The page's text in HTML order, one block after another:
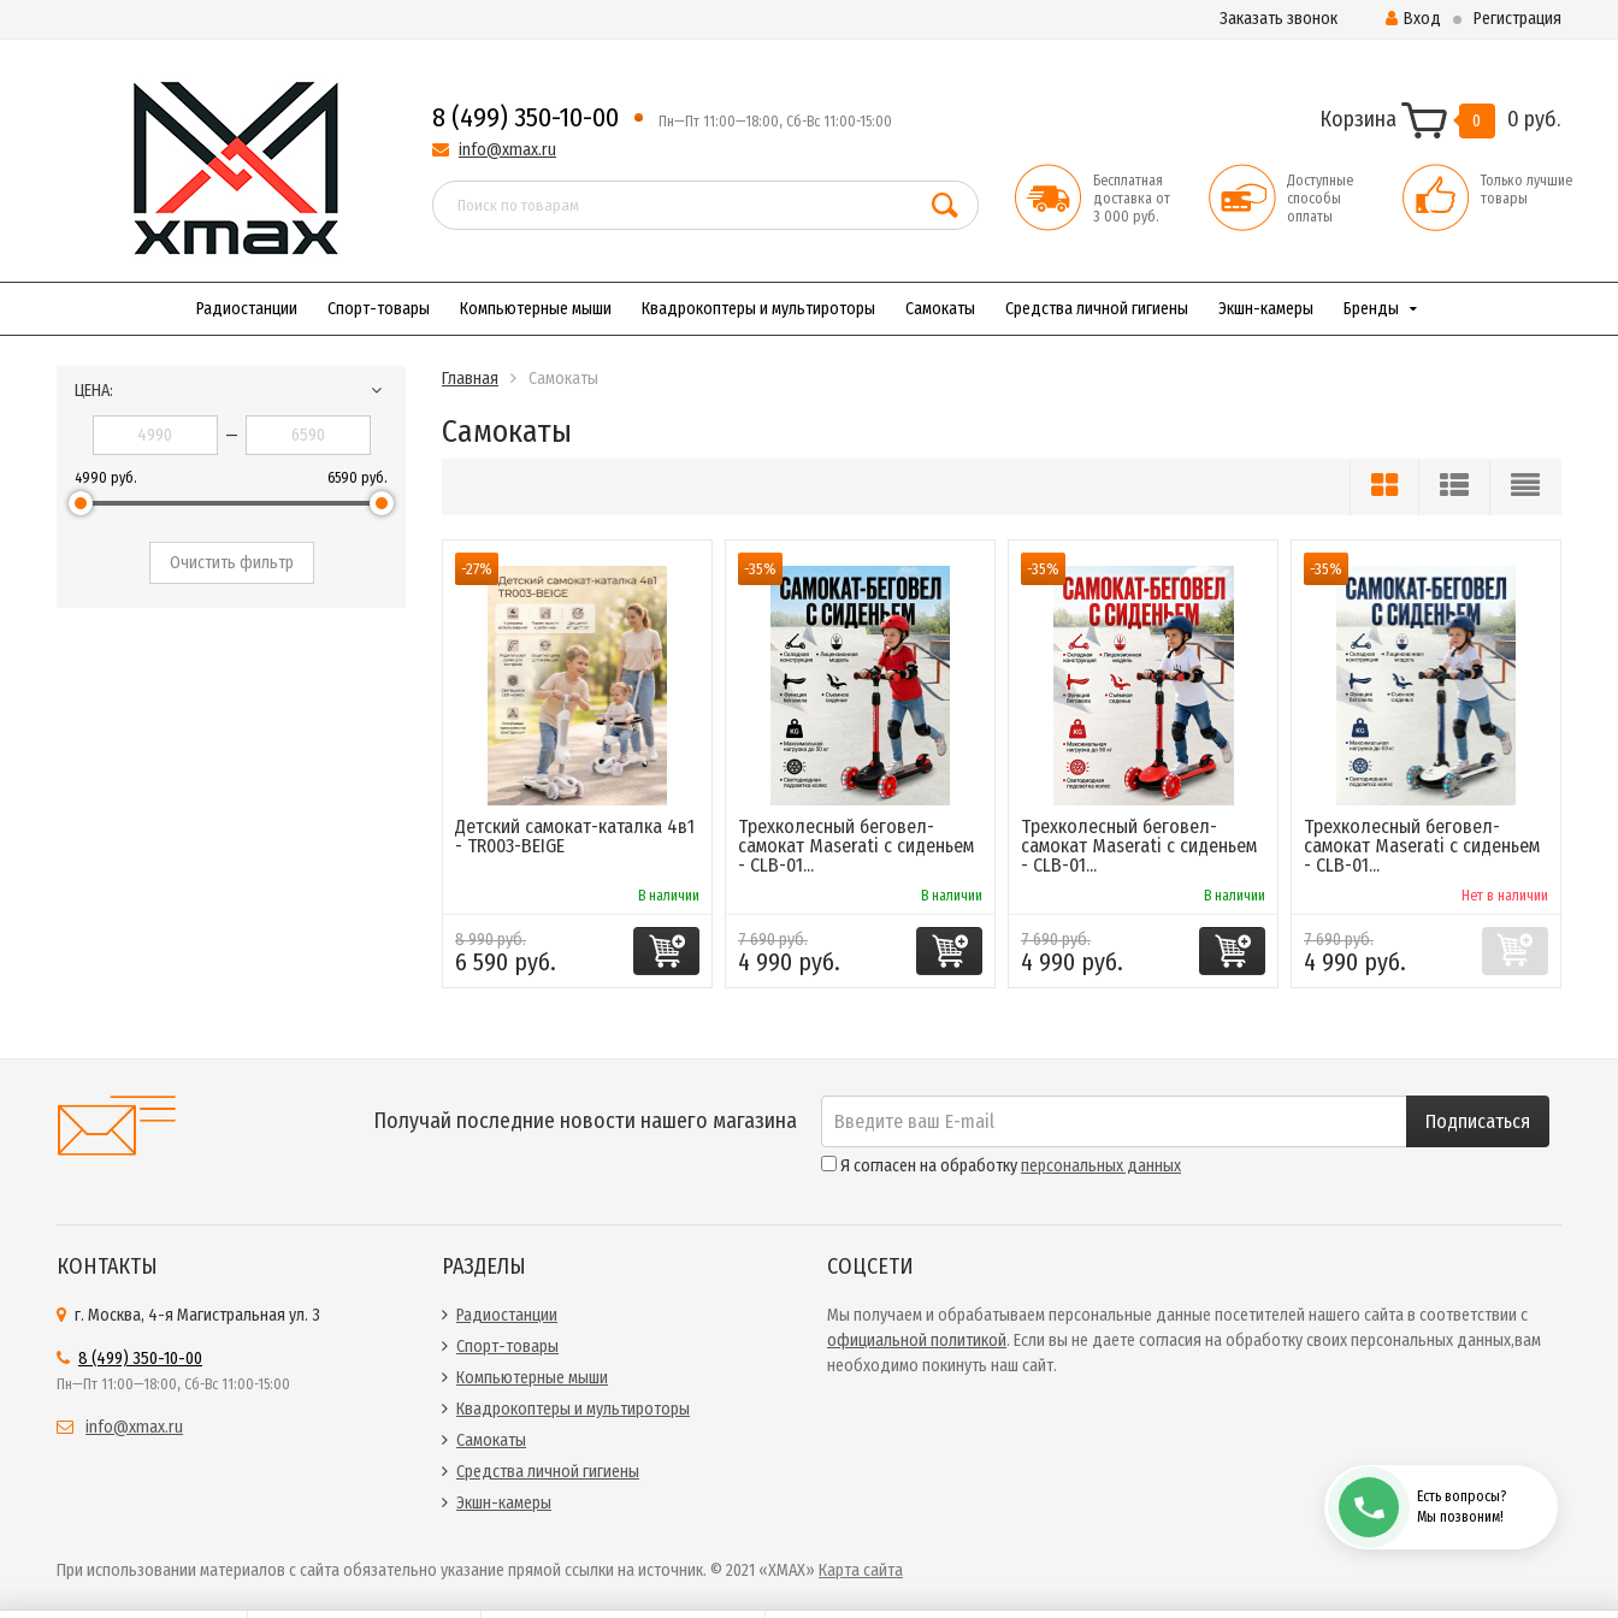
Заказать звонок Вход Регистрация
8 (499) 350-10-00 Пн—Пт 11:00—18:00, Сб-Вс 11:00-15:00
info@xmax.ru
Корзина 0 0 руб.
Бесплатная
доставка от
3 000 руб.
Доступные
способы
оплаты
Только лучшие
товары
Радиостанции Спорт-товары Компьютерные мыши Квадрокоптеры и мультироторы Самокаты Средства личной гигиены Экшн-камеры Бренды
ЦЕНА:
—
4990 руб. 6590 руб.
Очистить фильтр
Главная Самокаты
Самокаты
-27%
Детский самокат-каталка 4в1
- TR003-BEIGE
В наличии
8 990 руб.
6 590 руб.
-35%
Трехколесный беговел-
самокат Maserati с сиденьем
- CLB-01...
В наличии
7 690 руб.
4 990 руб.
-35%
Трехколесный беговел-
самокат Maserati с сиденьем
- CLB-01...
В наличии
7 690 руб.
4 990 руб.
-35%
Трехколесный беговел-
самокат Maserati с сиденьем
- CLB-01...
Нет в наличии
7 690 руб.
4 990 руб.
Получай последние новости нашего магазина Подписаться
Я согласен на обработкуперсональных данных
КОНТАКТЫ
г. Москва, 4-я Магистральная ул. 3
8 (499) 350-10-00
Пн—Пт 11:00—18:00, Сб-Вс 11:00-15:00
info@xmax.ru
РАЗДЕЛЫ
Радиостанции
Спорт-товары
Компьютерные мыши
Квадрокоптеры и мультироторы
Самокаты
Средства личной гигиены
Экшн-камеры
СОЦСЕТИ
Мы получаем и обрабатываем персональные данные посетителей нашего сайта в соответствии с
официальной политикой. Если вы не даете согласия на обработку своих персональных данных,вам
необходимо покинуть наш сайт.
При использовании материалов с сайта обязательно указание прямой ссылки на источник. © 2021 «XMAX» Карта сайта
Есть вопросы?
Мы позвоним!